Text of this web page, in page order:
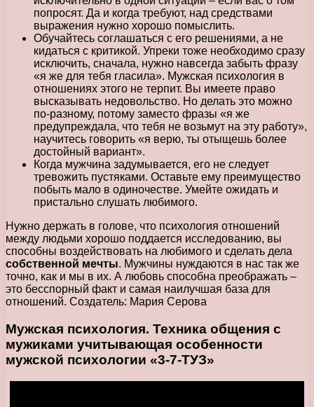
попросят. Да и когда требуют, над средствами
выражения нужно хорошо помыслить.
Обучайтесь соглашаться с его решениями, а не
кидаться с критикой. Упреки тоже необходимо сразу
исключить, сначала, нужно навсегда забыть фразу
«я же для тебя гласила». Мужская психология в
отношениях этого не терпит. Вы имеете право
высказывать недовольство. Но делать это можно
по-разному, потому заместо фразы «я же
предупреждала, что тебя не возьмут на эту работу»,
научитесь говорить «я верю, ты отыщешь более
достойный вариант».
Когда мужчина задумывается, его не следует
тревожить пустяками. Оставьте ему преимущество
побыть мало в одиночестве. Умейте ожидать и
пристально слушать любимого.
Нужно держать в голове, что психология отношений
между людьми хорошо поддается исследованию, вы
способны воздействовать на любимого и сделать дела
собственной мечты. Мужчины нуждаются в нас так же
точно, как и мы в их. А любовь способна преображать –
это бесспорный факт и самая наилучшая база для
отношений. Создатель: Мария Серова
Мужская психология. Техника общения с
мужиками учитывающая особенности
мужской психологии «3-7-ТУЗ»